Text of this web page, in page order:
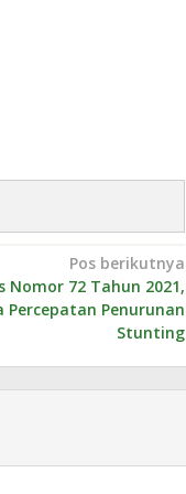
Pos berikutnya
Nomor 72 Tahun 2021,
Percepatan Penurunan
Stunting